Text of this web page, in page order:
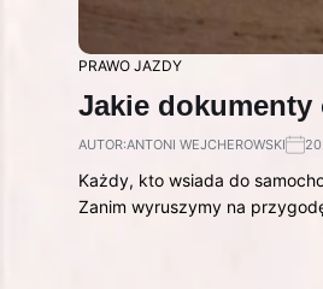
PRAWO JAZDY
Jakie
AUTOR:ANTONI WEJCHEROWSKI
Każdy, kto wsiada do
Zanim wyruszymy na